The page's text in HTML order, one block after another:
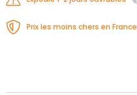
Prix les moins chers en France